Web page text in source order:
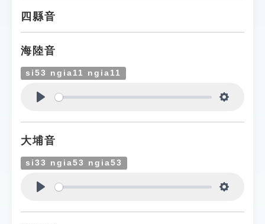
遊戲專區
貓頭鷹博士
四縣音
海陸音
si53 ngia11 ngia11
大埔音
si33 ngia53 ngia53